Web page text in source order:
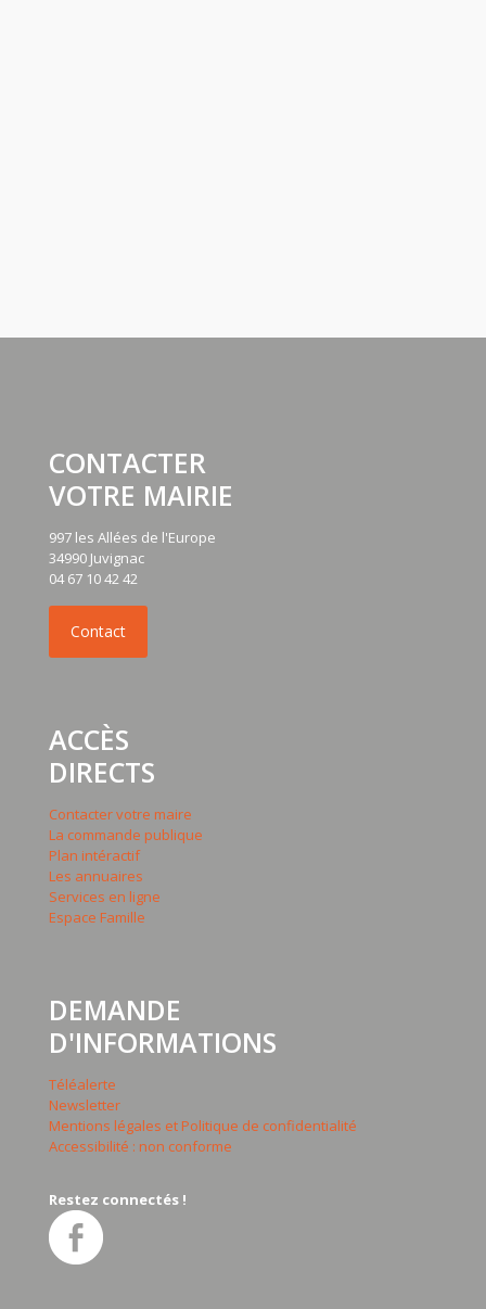
CONTACTER
VOTRE MAIRIE
997 les Allées de l'Europe
34990 Juvignac
04 67 10 42 42
ACCÈS
DIRECTS
Contacter votre maire
La commande publique
Plan intéractif
Les annuaires
Services en ligne
Espace Famille
DEMANDE
D'INFORMATIONS
Téléalerte
Newsletter
Mentions légales et Politique de confidentialité
Accessibilité : non conforme
Restez connectés !